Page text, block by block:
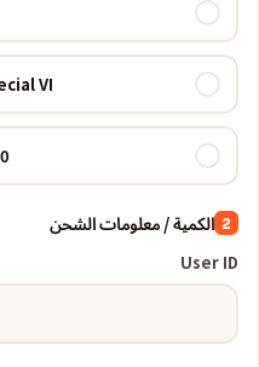
VI
2 الكمية / معلومات الشحن
User ID